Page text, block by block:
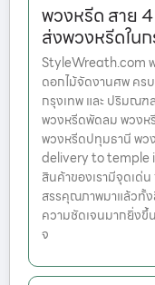
พวงหรีด สาย
ส่งพวงหรีดใน
StyleWreath.com
ดอกไม้จัดงานศพ คร
กรุงเทพ และ ปริมณฑ
พวงหรีดพัดลม พวงห
พวงหรีดปทุมธานี พ
delivery to temple
สินค้าของเรามีจุดเด่
สรรคุณภาพมาแล้วทั้
ความชัดเจนมากยิ่งขึ้
จ